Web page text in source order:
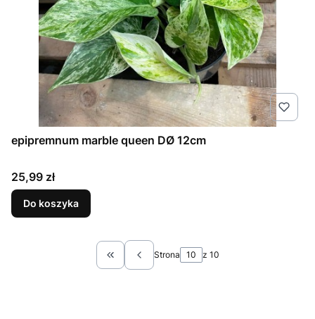
epipremnum marble queen DØ 12cm
Cena
25,99 zł
Do koszyka
Wróć do pierwszej strony z produktami
Strona z 10